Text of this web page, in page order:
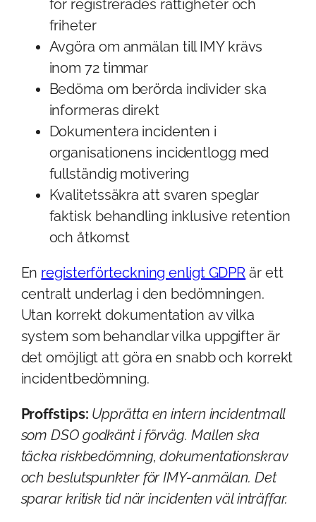
för registrerades rättigheter och
friheter
Avgöra om anmälan till IMY krävs
inom 72 timmar
Bedöma om berörda individer ska
informeras direkt
Dokumentera incidenten i
organisationens incidentlogg med
fullständig motivering
Kvalitetssäkra att svaren speglar
faktisk behandling inklusive retention
och åtkomst
En registerförteckning enligt GDPR är ett
centralt underlag i den bedömningen.
Utan korrekt dokumentation av vilka
system som behandlar vilka uppgifter är
det omöjligt att göra en snabb och korrekt
incidentbedömning.
Proffstips: Upprätta en intern incidentmall
som DSO godkänt i förväg. Mallen ska
täcka riskbedömning, dokumentationskrav
och beslutspunkter för IMY-anmälan. Det
sparar kritisk tid när incidenten väl inträffar.